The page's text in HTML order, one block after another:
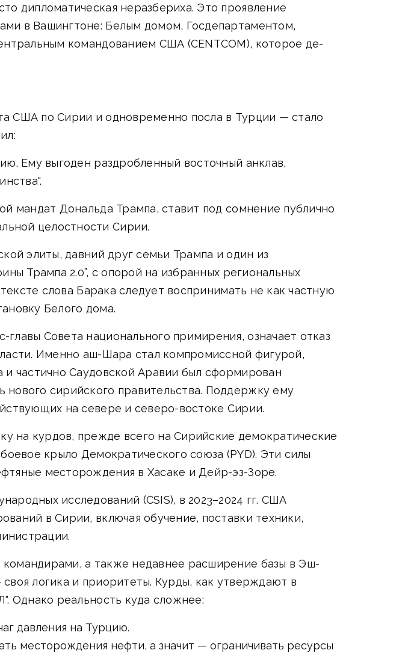
дипломатическая неразбериха. Это проявление
в Вашингтоне: Белым домом, Госдепартаментом,
командованием США (CENTCOM), которое де-
США по Сирии и одновременно посла в Турции — стало
Ему выгоден раздробленный восточный анклав,
мандат Дональда Трампа, ставит под сомнение публично
целостности Сирии.
элиты, давний друг семьи Трампа и один из
Трампа 2.0”, с опорой на избранных региональных
слова Барака следует воспринимать не как частную
Белого дома.
Совета национального примирения, означает отказ
Именно аш-Шара стал компромиссной фигурой,
частично Саудовской Аравии был сформирован
сирийского правительства. Поддержку ему
на севере и северо-востоке Сирии.
на курдов, прежде всего на Сирийские демократические
крыло Демократического союза (PYD). Эти силы
месторождения в Хасаке и Дейр-эз-Зоре.
исследований (CSIS), в 2023–2024 гг. США
в Сирии, включая обучение, поставки техники,
а также недавнее расширение базы в Эш-
логика и приоритеты. Курды, как утверждают в
Однако реальность куда сложнее:
давления на Турцию.
месторождения нефти, а значит — ограничивать ресурсы